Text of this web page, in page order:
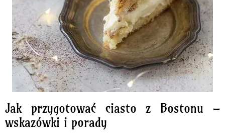
Jak przygotować ciasto z Bostonu –
wskazówki i porady